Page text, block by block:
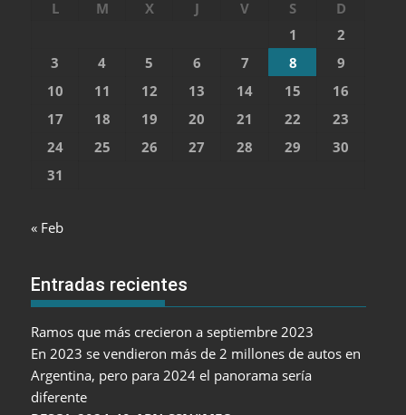
L M X J V S
D
1
2
3
4 5 6 7 8
9
10
11 12 13 14 15
16
17
18 19 20 21 22
23
24
25 26 27 28 29
30
31
« Feb
Entradas recientes
Ramos que más crecieron a septiembre 2023
En 2023 se vendieron más de 2 millones de autos en
Argentina, pero para 2024 el panorama sería
diferente